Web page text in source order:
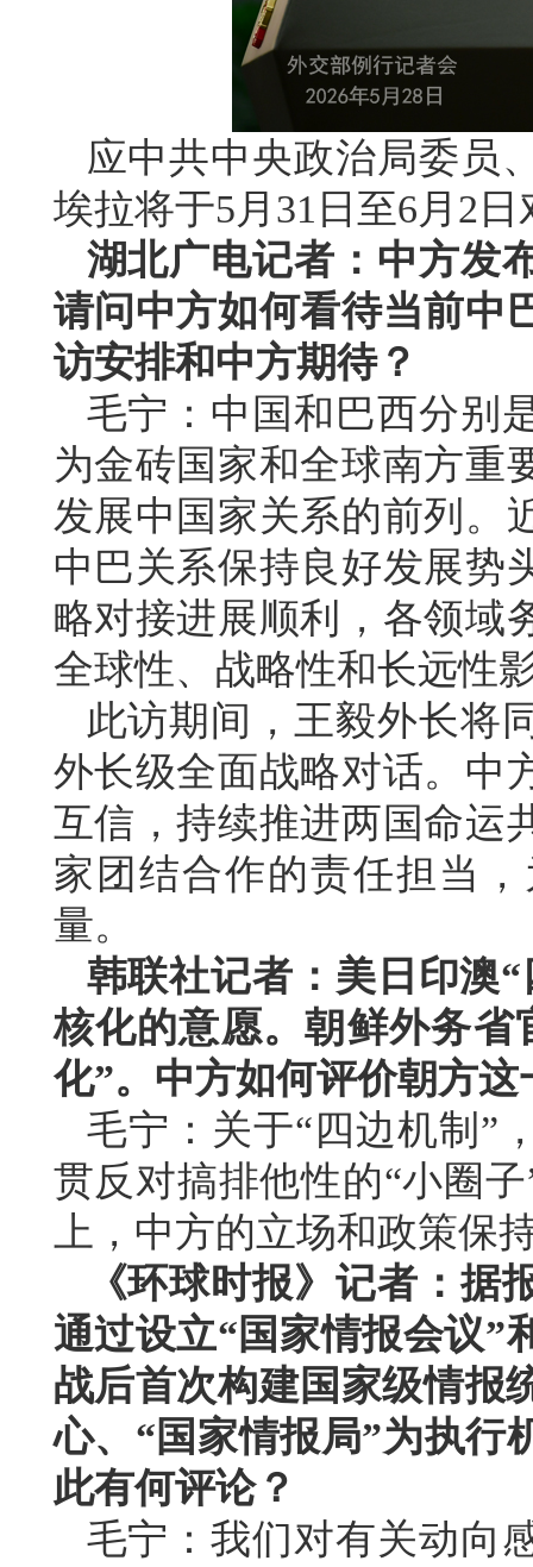
应中共中央政治局委员
埃拉将于5月31日至6月2
湖北广电记者：中方发
请问中方如何看待当前中
访安排和中方期待？
毛宁：中国和巴西分别
为金砖国家和全球南方重
发展中国家关系的前列。
中巴关系保持良好发展势
略对接进展顺利，各领域
全球性、战略性和长远性
此访期间，王毅外长将
外长级全面战略对话。中
互信，持续推进两国命运
家团结合作的责任担当
量。
韩联社记者：美日印澳
核化的意愿。朝鲜外务省
化”。中方如何评价朝方这
毛宁：关于“四边机制”
贯反对搞排他性的“小圈
上，中方的立场和政策保
《环球时报》记者：据
通过设立“国家情报会议”
战后首次构建国家级情报
心、“国家情报局”为执行
此有何评论？
毛宁：我们对有关动向